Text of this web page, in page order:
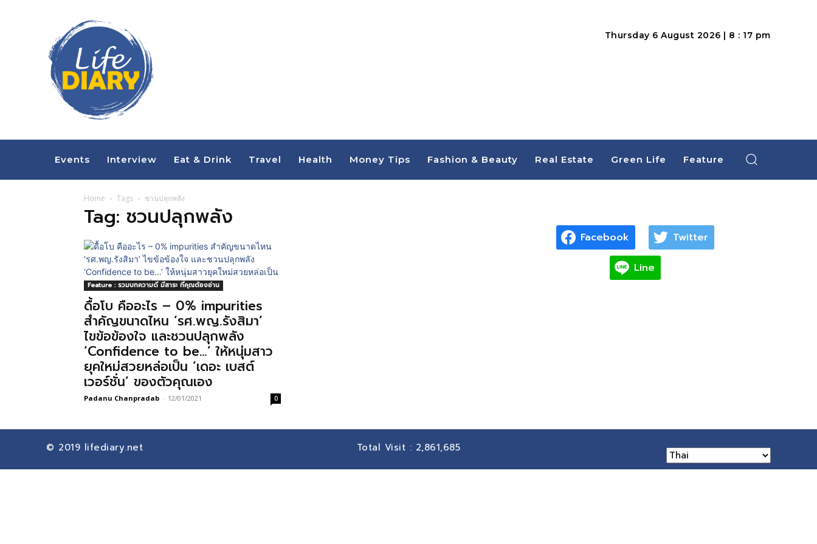
Thursday 6 August 2026 | 8 : 17 pm
Events Interview Eat & Drink Travel Health Money Tips Fashion & Beauty Real Estate Green Life Feature
Home Tags ชวนปลุกพลัง
Tag: ชวนปลุกพลัง
Feature : รวมบทความดี มีสาระ ที่คุณต้องอ่าน
ดื้อโบ คืออะไร – 0% impurities
สำคัญขนาดไหน ‘รศ.พญ.รังสิมา’
ไขข้อข้องใจ และชวนปลุกพลัง
‘Confidence to be…’ ให้หนุ่มสาว
ยุคใหม่สวยหล่อเป็น ‘เดอะ เบสต์
เวอร์ชั่น’ ของตัวคุณเอง
Padanu Chanpradab - 12/01/2021 0
Facebook Twitter
Line
© 2019 lifediary.net Total Visit : 2,861,685